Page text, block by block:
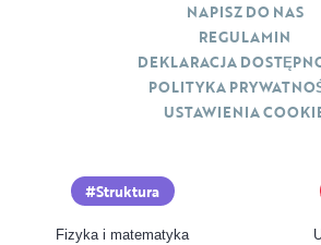
Struktura
Fizyka i matematyka
NAPISZ DO NAS
REGULAMIN
DEKLARACJA
POLITYKA
USTAWIENIA